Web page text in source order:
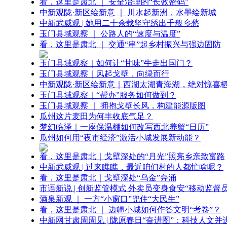
看，这里是肃北 ｜ 安全治理的“长效密码”
中新观陇·新区绘新意 ｜ 川水起新洲，水墨绘新城
中新武威观 | 她用二十余载坚守绣出千般乡愁
玉门县域观察 ｜ 公路人的“速度与温度”
看，这里是肃北 ｜ 交通“串”起乡村振兴与强边固防
玉门县域观察｜如何让“甘味”牛走出国门？
玉门县域观察｜风起戈壁，向绿而行
中新观陇·新区绘新意｜西湖太湖青海湖，绝对惊喜
玉门县域观察｜“帮办”服务如何做到？
玉门县域观察 ｜ 拥抱戈壁长风，构建能源版图
瓜州这片麦田为何丰收底气足？
梦幻临泽｜一座保温棚如何改写西北养蟹“日历”
瓜州如何用“夜市经济”激活小城发展新动能？
看，这里是肃北｜戈壁深处的“月光”照亮乡亲致富路
中新武威观 | 过来瞧瞧，最近咱们村的人都忙啥呢？
看，这里是肃北｜戈壁深处“乌金”奔涌
市语新说 | 创新监管模式 外卖员变身食安“移动监督
酒泉新观 ｜ 一方“小窗口”兜住“大民生”
看，这里是肃北 ｜ 边疆小城如何作答文明“考卷”？
中新网甘肃周周见 | 陇原春日“奋进图”：科技人文并